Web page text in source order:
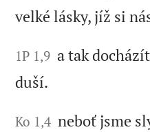
velké lásky, jíž si
1P 1,9 a tak
duší.
Ko 1,4 neboť jsme